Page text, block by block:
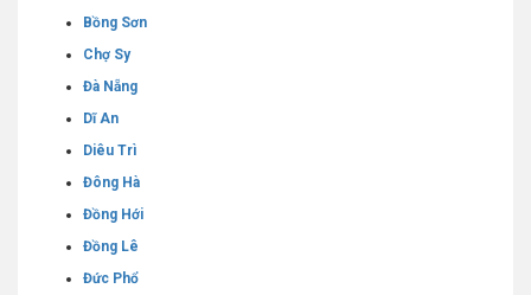
Bồng Sơn
Chợ Sy
Đà Nẵng
Dĩ An
Diêu Trì
Đông Hà
Đồng Hới
Đồng Lê
Đức Phổ